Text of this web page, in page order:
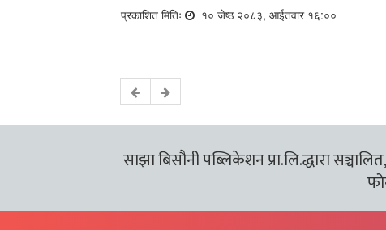
प्रकाशित मितिः १० जेष्ठ २०८३, आईतवार १६:००
साझा बिसौनी पब्लिकेशन प्रा.लि.द्धारा